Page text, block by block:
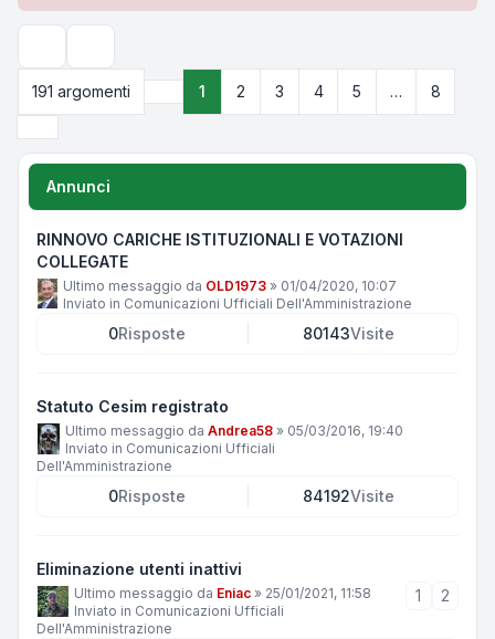
191 argomenti
Pagina di8
1 2 3 4 5 …
8
Annunci
RINNOVO CARICHE ISTITUZIONALI E VOTAZIONI
COLLEGATE
Ultimo messaggio da OLD1973 » 01/04/2020, 10:07
Inviato in Comunicazioni Ufficiali Dell'Amministrazione
0Risposte 80143Visite
Statuto Cesim registrato
Ultimo messaggio da Andrea58 » 05/03/2016, 19:40
Inviato in Comunicazioni Ufficiali
Dell'Amministrazione
0Risposte 84192Visite
Eliminazione utenti inattivi
Ultimo messaggio da Eniac » 25/01/2021, 11:58
Inviato in Comunicazioni Ufficiali
Dell'Amministrazione
1 2